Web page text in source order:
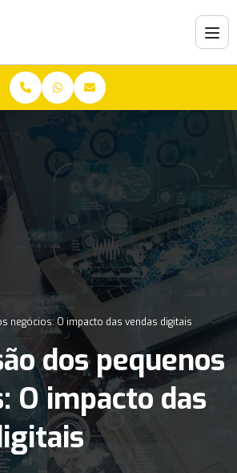
negócios: O impacto das vendas digitais
dos pequenos
O impacto das